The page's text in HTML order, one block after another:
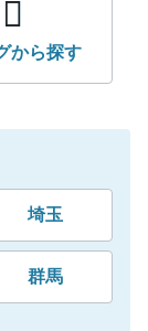
から探す
埼玉
群馬